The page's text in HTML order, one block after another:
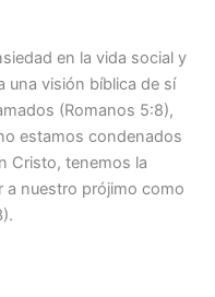
en la vida social y
una visión bíblica de sí
(Romanos 5:8),
estamos condenados
Cristo, tenemos la
a nuestro prójimo como